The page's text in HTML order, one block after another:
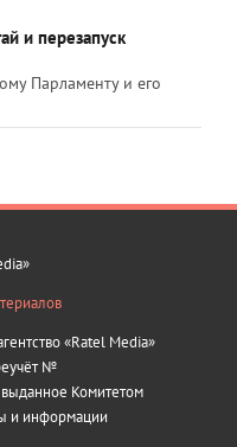
и перезапуск
Парламенту и его
«Ratel Media»
№
выданное Комитетом
и информации